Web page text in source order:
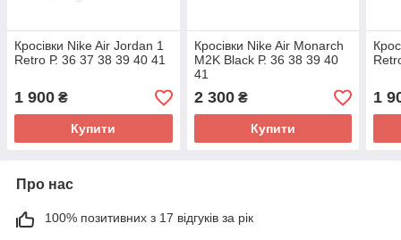
Кросівки Nike Air Jordan 1
Retro Р. 36 37 38 39 40 41
1 900 ₴
Купити
Кросівки Nike Air Monarch
M2K Black Р. 36 38 39 40
41
2 300₴
Купити
1
Про нас
100% позитивних з 17 відгуків за рік